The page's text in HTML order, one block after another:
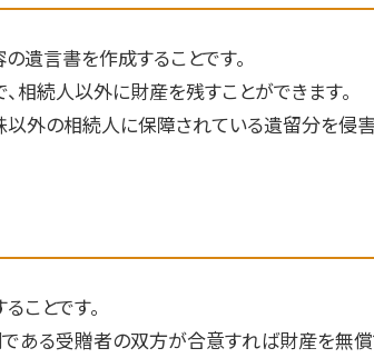
遺言書を作成することです。
相続人以外に財産を残すことができます。
外の相続人に保障されている遺留分を侵害
ことです。
ある受贈者の双方が合意すれば財産を無償